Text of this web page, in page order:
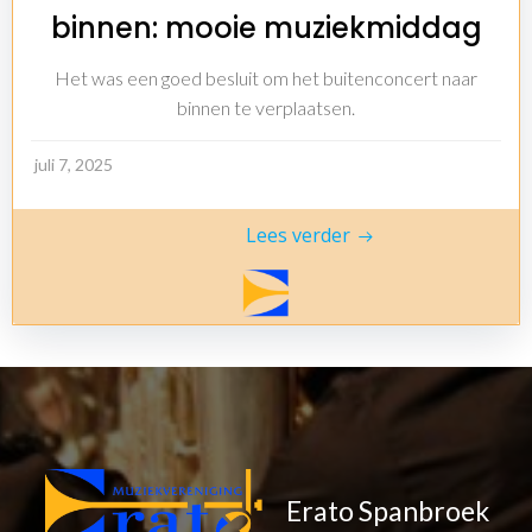
binnen: mooie muziekmiddag
Het was een goed besluit om het buitenconcert naar
binnen te verplaatsen.
juli 7, 2025
Lees verder
Erato Spanbroek